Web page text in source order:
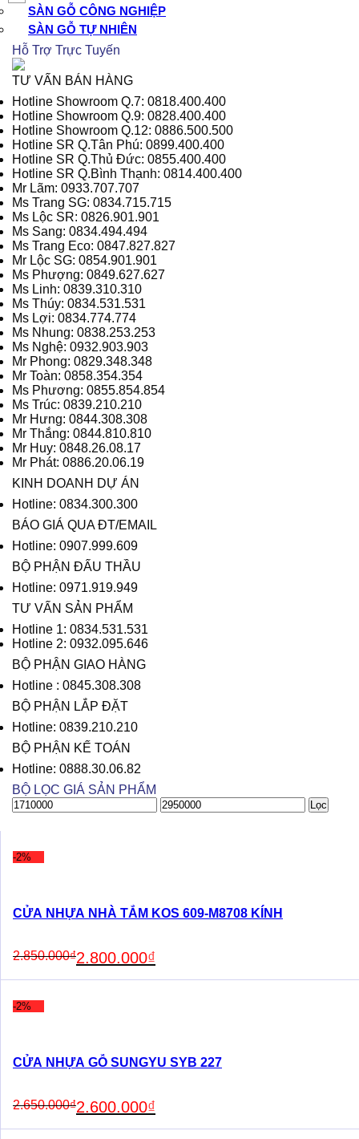
SÀN GỖ CÔNG NGHIỆP
SÀN GỖ TỰ NHIÊN
Hỗ Trợ Trực Tuyến
TƯ VẤN BÁN HÀNG
Hotline Showroom Q.7: 0818.400.400
Hotline Showroom Q.9: 0828.400.400
Hotline Showroom Q.12: 0886.500.500
Hotline SR Q.Tân Phú: 0899.400.400
Hotline SR Q.Thủ Đức: 0855.400.400
Hotline SR Q.Bình Thạnh: 0814.400.400
Mr Lãm: 0933.707.707
Ms Trang SG: 0834.715.715
Ms Lộc SR: 0826.901.901
Ms Sang: 0834.494.494
Ms Trang Eco: 0847.827.827
Mr Lộc SG: 0854.901.901
Ms Phượng: 0849.627.627
Ms Linh: 0839.310.310
Ms Thúy: 0834.531.531
Ms Lợi: 0834.774.774
Ms Nhung: 0838.253.253
Ms Nghệ: 0932.903.903
Mr Phong: 0829.348.348
Mr Toàn: 0858.354.354
Ms Phương: 0855.854.854
Ms Trúc: 0839.210.210
Mr Hưng: 0844.308.308
Mr Thắng: 0844.810.810
Mr Huy: 0848.26.08.17
Mr Phát: 0886.20.06.19
KINH DOANH DỰ ÁN
Hotline: 0834.300.300
BÁO GIÁ QUA ĐT/EMAIL
Hotline: 0907.999.609
BỘ PHẬN ĐẤU THẦU
Hotline: 0971.919.949
TƯ VẤN SẢN PHẨM
Hotline 1: 0834.531.531
Hotline 2: 0932.095.646
BỘ PHẬN GIAO HÀNG
Hotline : 0845.308.308
BỘ PHẬN LẮP ĐẶT
Hotline: 0839.210.210
BỘ PHẬN KẾ TOÁN
Hotline: 0888.30.06.82
BỘ LỌC GIÁ SẢN PHẨM
Giá
Giá
Lọc
-2%
CỬA NHỰA NHÀ TẮM KOS 609-M8708 KÍNH
2.850.000₫
price
was:
2.800.000₫
price
is:
-2%
CỬA NHỰA GỖ SUNGYU SYB 227
2.650.000₫
price
was:
2.600.000₫
price
is: